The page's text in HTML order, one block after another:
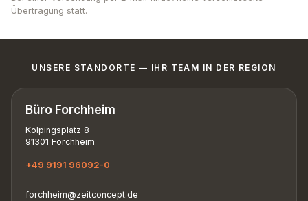
Übertragung statt.
UNSERE STANDORTE — IHR TEAM IN DER REGION
Büro Forchheim
Kolpingsplatz 8
91301 Forchheim
+49 9191 96092-0
forchheim@zeitconcept.de